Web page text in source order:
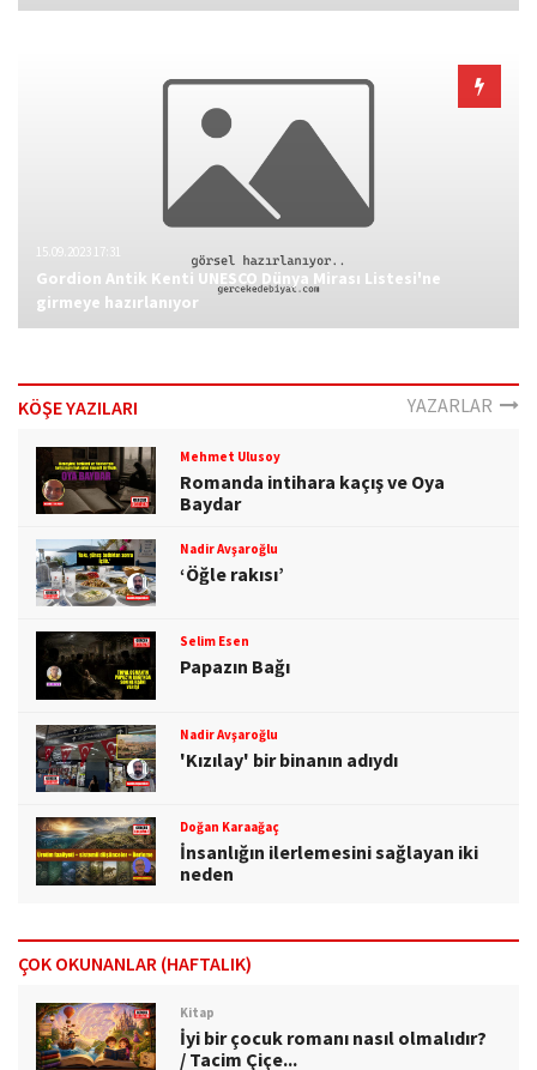
15.09.2023 17:31
Gordion Antik Kenti UNESCO Dünya Mirası Listesi'ne
girmeye hazırlanıyor
KÖŞE YAZILARI YAZARLAR
Mehmet Ulusoy
Romanda intihara kaçış ve Oya
Baydar
Nadir Avşaroğlu
‘Öğle rakısı’
Selim Esen
Papazın Bağı
Nadir Avşaroğlu
'Kızılay' bir binanın adıydı
Doğan Karaağaç
İnsanlığın ilerlemesini sağlayan iki
neden
ÇOK OKUNANLAR (HAFTALIK)
Kitap
İyi bir çocuk romanı nasıl olmalıdır?
/ Tacim Çiçe...